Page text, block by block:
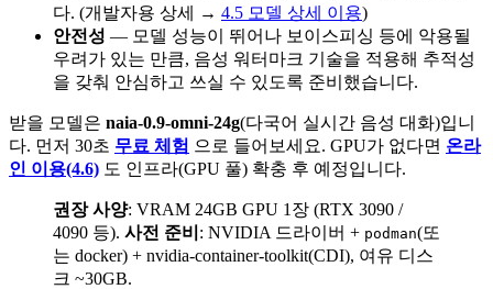
다. (개발자용 상세 → 4.5 모델 상세 이용)
안전성 — 모델 성능이 뛰어나 보이스피싱 등에 악용될
우려가 있는 만큼, 음성 워터마크 기술을 적용해 추적성
을 갖춰 안심하고 쓰실 수 있도록 준비했습니다.
받을 모델은 naia-0.9-omni-24g(다국어 실시간 음성 대화)입니
다. 먼저 30초 무료 체험 으로 들어보세요. GPU가 없다면 온라
인 이용(4.6) 도 인프라(GPU 풀) 확충 후 예정입니다.
권장 사양: VRAM 24GB GPU 1장 (RTX 3090 /
4090 등). 사전 준비 : NVIDIA 드라이버 + podman(또
는 docker) + nvidia-container-toolkit(CDI), 여유 디스
크 ~30GB.